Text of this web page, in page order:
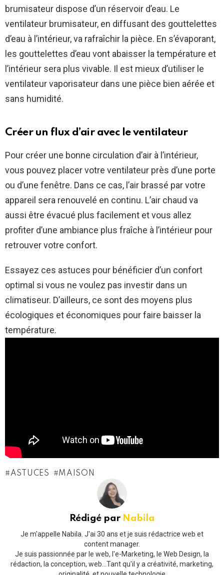
brumisateur dispose d’un réservoir d’eau. Le
ventilateur brumisateur, en diffusant des gouttelettes
d’eau à l’intérieur, va rafraîchir la pièce. En s’évaporant,
les gouttelettes d’eau vont abaisser la température et
l’intérieur sera plus vivable. Il est mieux d’utiliser le
ventilateur vaporisateur dans une pièce bien aérée et
sans humidité.
Créer un flux d’air avec le ventilateur
Pour créer une bonne circulation d’air à l’intérieur,
vous pouvez placer votre ventilateur près d’une porte
ou d’une fenêtre. Dans ce cas, l’air brassé par votre
appareil sera renouvelé en continu. L’air chaud va
aussi être évacué plus facilement et vous allez
profiter d’une ambiance plus fraîche à l’intérieur pour
retrouver votre confort.
Essayez ces astuces pour bénéficier d’un confort
optimal si vous ne voulez pas investir dans un
climatiseur. D’ailleurs, ce sont des moyens plus
écologiques et économiques pour faire baisser la
température.
ASTUCES MAISON
Rédigé par Nabila
Je m'appelle Nabila. J'ai 30 ans et je suis rédactrice web et
content manager.
Je suis passionnée par le web, l'e-Marketing, le Web Design, la
rédaction, la conception, web...Tant qu'il y a créativité, marketing,